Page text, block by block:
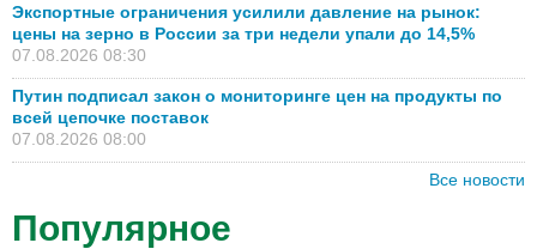
Экспортные ограничения усилили давление на рынок:
цены на зерно в России за три недели упали до 14,5%
07.08.2026 08:30
Путин подписал закон о мониторинге цен на продукты по
всей цепочке поставок
07.08.2026 08:00
Все новости
Популярное